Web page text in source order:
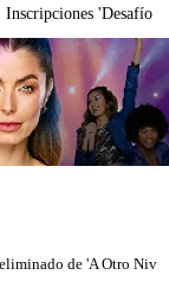
Inscripciones 'Desafío'
de 'A Otro